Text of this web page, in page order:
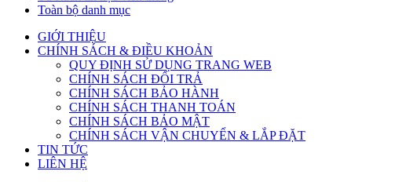
Toàn bộ danh mục
GIỚI THIỆU
CHÍNH SÁCH & ĐIỀU KHOẢN
QUY ĐỊNH SỬ DỤNG TRANG WEB
CHÍNH SÁCH ĐỔI TRẢ
CHÍNH SÁCH BẢO HÀNH
CHÍNH SÁCH THANH TOÁN
CHÍNH SÁCH BẢO MẬT
CHÍNH SÁCH VẬN CHUYỂN & LẮP ĐẶT
TIN TỨC
LIÊN HỆ